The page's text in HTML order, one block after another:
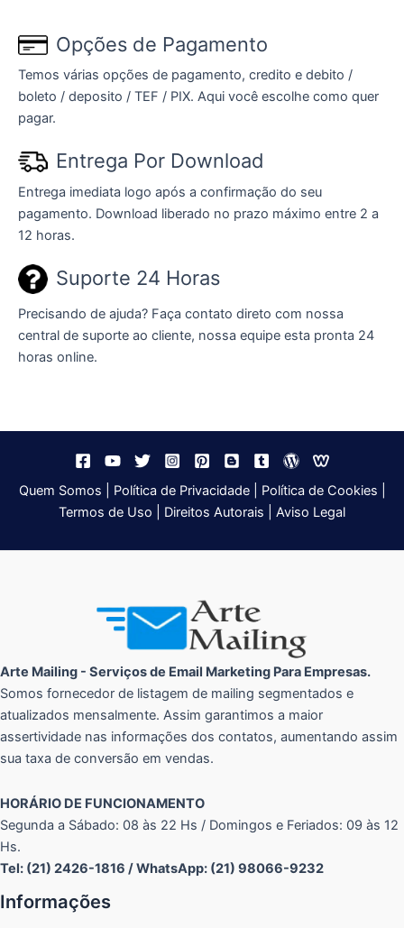
Opções de Pagamento
Temos várias opções de pagamento, credito e debito /
boleto / deposito / TEF / PIX. Aqui você escolhe como quer
pagar.
Entrega Por Download
Entrega imediata logo após a confirmação do seu
pagamento. Download liberado no prazo máximo entre 2 a
12 horas.
Suporte 24 Horas
Precisando de ajuda? Faça contato direto com nossa
central de suporte ao cliente, nossa equipe esta pronta 24
horas online.
Quem Somos Política de Privacidade| Política de Cookies
Termos de Uso
Direitos Autorais Aviso Legal
Arte Mailing - Serviços de Email Marketing Para Empresas.
Somos fornecedor de listagem de mailing segmentados e
atualizados mensalmente. Assim garantimos a maior
assertividade nas informações dos contatos, aumentando assim
sua taxa de conversão em vendas.
HORÁRIO DE FUNCIONAMENTO
Segunda a Sábado: 08 às 22 Hs / Domingos e Feriados: 09 às 12
Hs.
Tel: (21) 2426-1816 / WhatsApp: (21) 98066-9232
Informações